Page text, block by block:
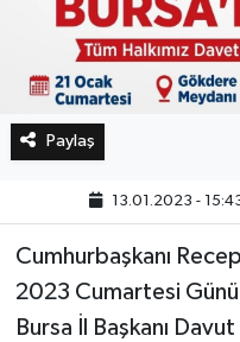
Paylaş
13.01.2023 -
Cumhurbaşkanı
2023 Cumartesi
Bursa İl Başkanı